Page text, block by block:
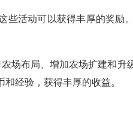
些活动可以获得丰厚的奖励
场布局、增加农场扩建和升
经验，获得丰厚的收益。